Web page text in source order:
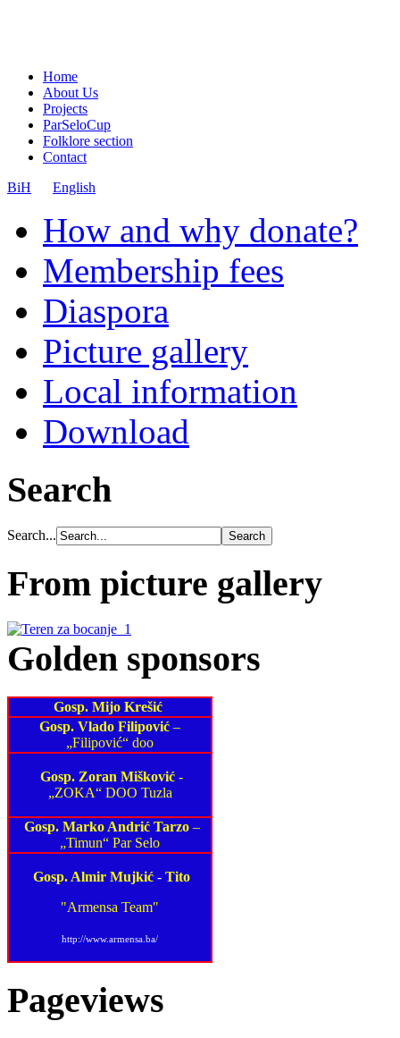
Home
About Us
Projects
ParSeloCup
Folklore section
Contact
BiH
English
How and why donate?
Membership fees
Diaspora
Picture gallery
Local information
Download
Search
Search...
From picture gallery
Golden sponsors
Gosp. Mijo Krešić
Gosp. Vlado Filipović –
„Filipović“ doo
Gosp. Zoran Mišković -
„ZOKA“ DOO Tuzla
Gosp. Marko Andrić Tarzo–
„Timun“ Par Selo
Gosp. Almir Mujkić - Tito
"Armensa Team"
http://www.armensa.ba/
Pageviews